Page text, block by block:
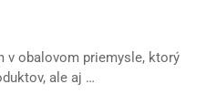
v obalovom priemysle, ktorý
ale aj …